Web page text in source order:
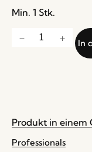
Min. 1 Stk.
In
Produkt in einem
Professionals